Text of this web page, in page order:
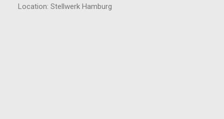
Location: Stellwerk Hamburg